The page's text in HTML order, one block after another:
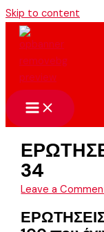
Skip to content
34
Leave a